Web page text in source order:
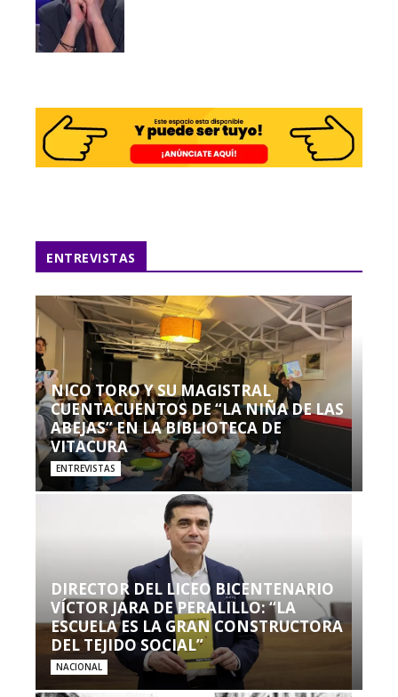
ENTREVISTAS
NICO TORO Y SU MAGISTRAL
CUENTACUENTOS DE “LA NIÑA DE LAS
ABEJAS” EN LA BIBLIOTECA DE
VITACURA
ENTREVISTAS
DIRECTOR DEL LICEO BICENTENARIO
VÍCTOR JARA DE PERALILLO: “LA
ESCUELA ES LA GRAN CONSTRUCTORA
DEL TEJIDO SOCIAL”
NACIONAL